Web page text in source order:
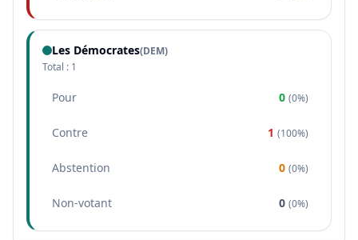
Les Démocrates(DEM)
Total : 1
Pour 0 (0%)
Contre 1 (100%)
Abstention 0 (0%)
Non-votant 0 (0%)